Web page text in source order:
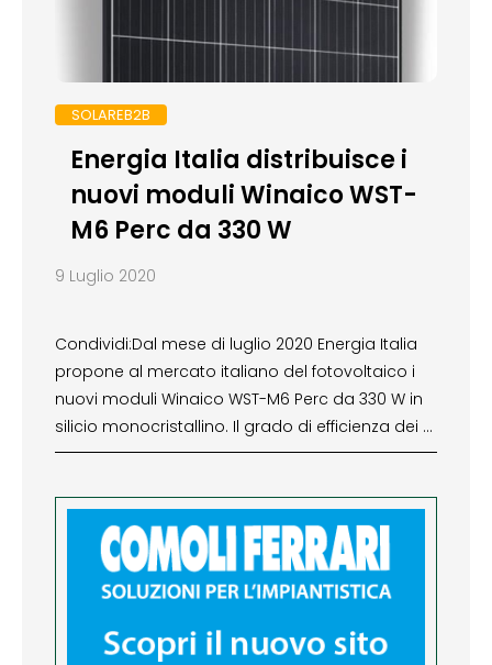
SOLAREB2B
Energia Italia distribuisce i
nuovi moduli Winaico WST-
M6 Perc da 330 W
9 Luglio 2020
Condividi:Dal mese di luglio 2020 Energia Italia
propone al mercato italiano del fotovoltaico i
nuovi moduli Winaico WST-M6 Perc da 330 W in
silicio monocristallino. Il grado di efficienza dei …